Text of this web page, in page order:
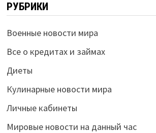
РУБРИКИ
Военные новости мира
Все о кредитах и займах
Диеты
Кулинарные новости мира
Личные кабинеты
Мировые новости на данный час